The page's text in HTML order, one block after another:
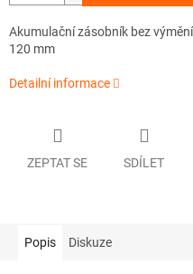
Akumulační zásobník bez
120 mm
Detailní informace
ZEPTAT SE SDÍLET
Popis Diskuze